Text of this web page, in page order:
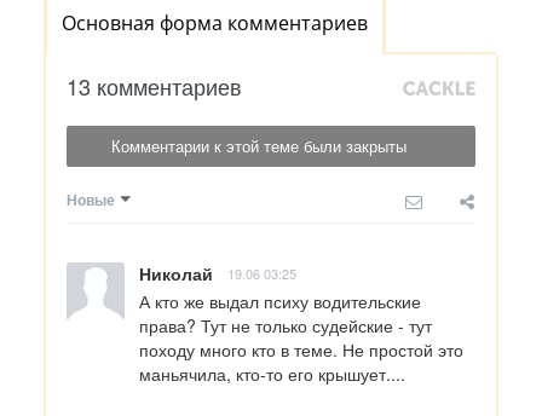
Основная форма комментариев
13 комментариев
Комментарии к этой теме были закрыты
Новые
Николай 19.06 03:25
А кто же выдал психу водительские
права? Тут не только судейские - тут
походу много кто в теме. Не простой это
маньячила, кто-то его крышует....